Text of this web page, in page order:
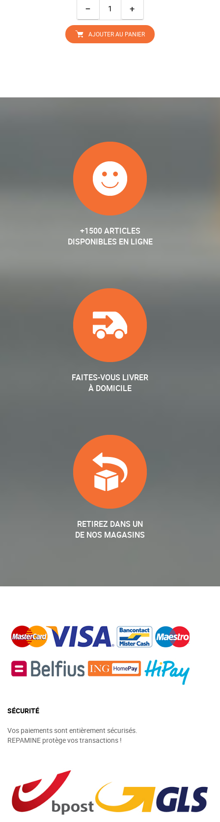
− +
AJOUTER AU PANIER
+1500 ARTICLES
DISPONIBLES EN LIGNE
FAITES-VOUS LIVRER
À DOMICILE
RETIREZ DANS UN
DE NOS MAGASINS
SÉCURITÉ
Vos paiements sont entièrement sécurisés.
REPAMINE protège vos transactions !